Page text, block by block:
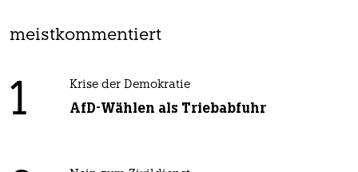
meistkommentiert
1 Krise der Demokratie
AfD-Wählen als Triebabfuhr